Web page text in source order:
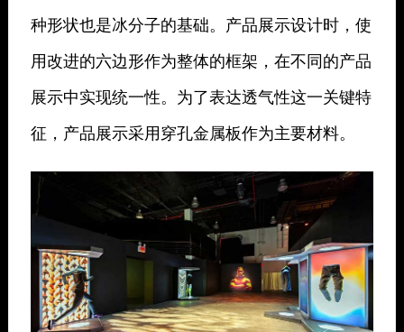
种形状也是冰分子的基础。产品展示设计时，使
用改进的六边形作为整体的框架，在不同的产品
展示中实现统一性。为了表达透气性这一关键特
征，产品展示采用穿孔金属板作为主要材料。